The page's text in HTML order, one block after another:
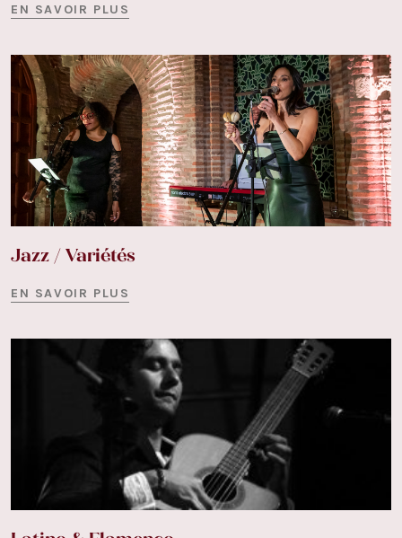
EN SAVOIR PLUS
Jazz / Variétés
EN SAVOIR PLUS